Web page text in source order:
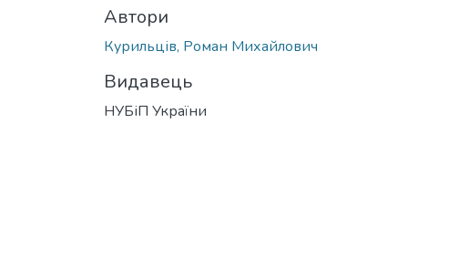
Автори
Курильців, Роман Михайлович
Видавець
НУБіП України